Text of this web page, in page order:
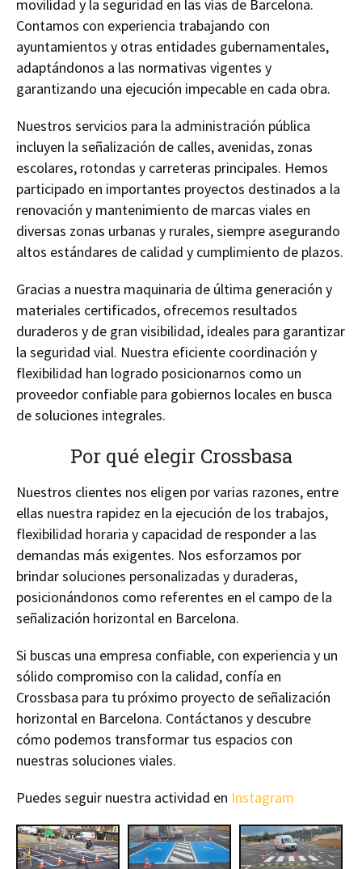
movilidad y la seguridad en las vías de Barcelona.
Contamos con experiencia trabajando con
ayuntamientos y otras entidades gubernamentales,
adaptándonos a las normativas vigentes y
garantizando una ejecución impecable en cada obra.
Nuestros servicios para la administración pública
incluyen la señalización de calles, avenidas, zonas
escolares, rotondas y carreteras principales. Hemos
participado en importantes proyectos destinados a la
renovación y mantenimiento de marcas viales en
diversas zonas urbanas y rurales, siempre asegurando
altos estándares de calidad y cumplimiento de plazos.
Gracias a nuestra maquinaria de última generación y
materiales certificados, ofrecemos resultados
duraderos y de gran visibilidad, ideales para garantizar
la seguridad vial. Nuestra eficiente coordinación y
flexibilidad han logrado posicionarnos como un
proveedor confiable para gobiernos locales en busca
de soluciones integrales.
Por qué elegir Crossbasa
Nuestros clientes nos eligen por varias razones, entre
ellas nuestra rapidez en la ejecución de los trabajos,
flexibilidad horaria y capacidad de responder a las
demandas más exigentes. Nos esforzamos por
brindar soluciones personalizadas y duraderas,
posicionándonos como referentes en el campo de la
señalización horizontal en Barcelona.
Si buscas una empresa confiable, con experiencia y un
sólido compromiso con la calidad, confía en
Crossbasa para tu próximo proyecto de señalización
horizontal en Barcelona. Contáctanos y descubre
cómo podemos transformar tus espacios con
nuestras soluciones viales.
Puedes seguir nuestra actividad en Instagram